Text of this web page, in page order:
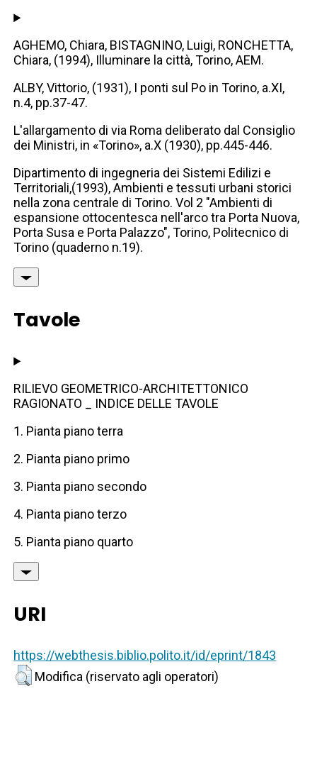
AGHEMO, Chiara, BISTAGNINO, Luigi, RONCHETTA,
Chiara, (1994), Illuminare la città, Torino, AEM.
ALBY, Vittorio, (1931), I ponti sul Po in Torino, a.XI,
n.4, pp.37-47.
L'allargamento di via Roma deliberato dal Consiglio
dei Ministri, in «Torino», a.X (1930), pp.445-446.
Dipartimento di ingegneria dei Sistemi Edilizi e
Territoriali,(1993), Ambienti e tessuti urbani storici
nella zona centrale di Torino. Vol 2 "Ambienti di
espansione ottocentesca nell'arco tra Porta Nuova,
Porta Susa e Porta Palazzo", Torino, Politecnico di
Torino (quaderno n.19).
Tavole
RILIEVO GEOMETRICO-ARCHITETTONICO
RAGIONATO _ INDICE DELLE TAVOLE
1. Pianta piano terra
2. Pianta piano primo
3. Pianta piano secondo
4. Pianta piano terzo
5. Pianta piano quarto
URI
https://webthesis.biblio.polito.it/id/eprint/1843
Modifica (riservato agli operatori)